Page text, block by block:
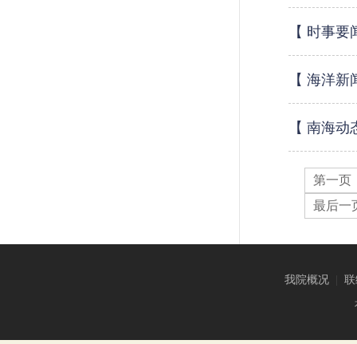
【 时事
【 海洋
【 南海
第一页
最后一
我院概况